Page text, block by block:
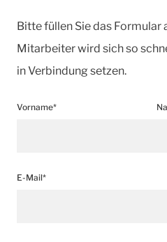
Bitte füllen Sie das Formular
Mitarbeiter wird sich so
in Verbindung setzen.
Vorname*
E-Mail*